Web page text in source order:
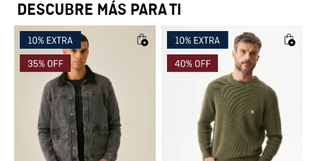
Registro SIC
DESCUBRE MÁS PARA TI